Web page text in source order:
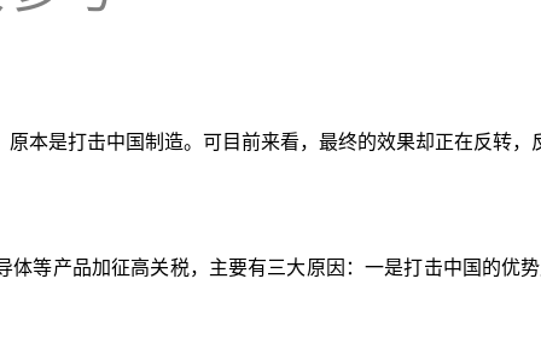
本是打击中国制造。可目前来看，最终的效果却正在反转
体等产品加征高关税，主要有三大原因：一是打击中国的优